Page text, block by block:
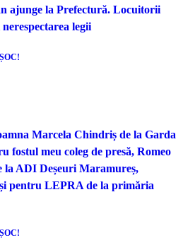
ajunge la Prefectură. Locuitorii
legii
Marcela Chindriș de la Garda
fostul meu coleg de presă, Romeo
la ADI Deșeuri Maramureș,
pentru LEPRA de la primăria